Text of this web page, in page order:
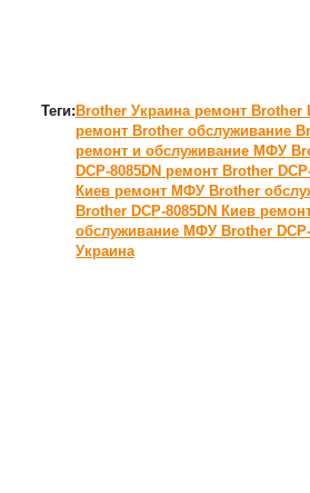
Теги: Brother Украина ремонт Brother
ремонт Brother обслуживание
ремонт и обслуживание МФУ
DCP-8085DN ремонт Brother
Киев ремонт МФУ Brother
Brother DCP-8085DN Киев
обслуживание МФУ Brother DCP-
Украина